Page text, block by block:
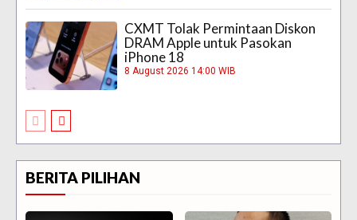
CXMT Tolak Permintaan Diskon
DRAM Apple untuk Pasokan
iPhone 18
8 August 2026 14:00 WIB
BERITA PILIHAN